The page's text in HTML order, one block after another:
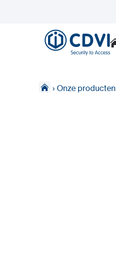
› Onze producten